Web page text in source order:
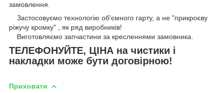
замовлення.
Застосовуємо технологію об'ємного гарту, а не "прикроєву
ріжучу кромку" , як ряд виробників!
Виготовляємо запчастини за кресленнями замовника.
ТЕЛЕФОНУЙТЕ, ЦІНА на чистики і
накладки може бути договірною!
Приховати